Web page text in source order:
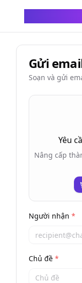
Gửi
Soạn và gửi
Yêu
Nâng cấp
Người nhận *
Chủ đề *